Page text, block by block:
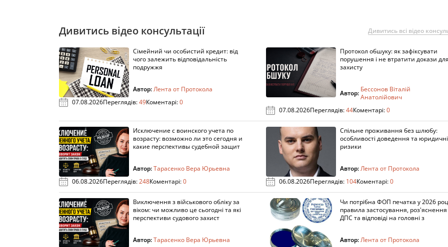
Дивитись відео консультації Дивитись всі відео
Сімейний чи особистий кредит: від
чого залежить відповідальність
подружжя
Автор:Лента от Протокола
07.08.2026Переглядів:49Коментарі:0
Протокол обшуку: як зафіксувати
порушення і не втратити докази для
захисту
Автор: Бессонов Віталій
Анатолійович
07.08.2026Переглядів:44Коментарі:0
Исключение с воинского учета по
возрасту: возможно ли это сегодня и
какие перспективы судебной защит
Автор:Тарасенко Вера Юрьевна
06.08.2026Переглядів:248Коментарі:0
Спільне проживання без шлюбу:
особливості доведення та юридичні
ризики
Автор:Лента от Протокола
06.08.2026Переглядів: 104Коментарі:0
Виключення з військового обліку за
віком: чи можливо це сьогодні та які
перспективи судового захист
Автор:Тарасенко Вера Юрьевна
Чи потрібна ФОП печатка у 2026
правила застосування, роз'яснення
ДПС та відповіді на головні з
Автор:Лента от Протокола